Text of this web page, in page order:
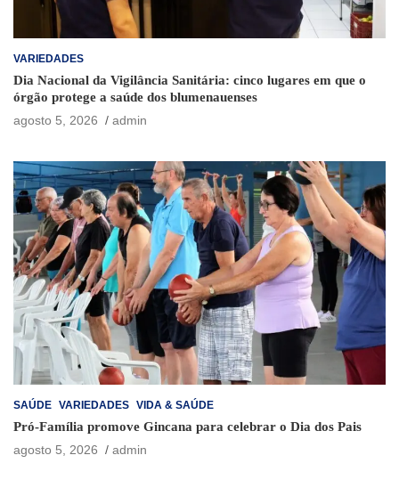
VARIEDADES
Dia Nacional da Vigilância Sanitária: cinco lugares em que o
órgão protege a saúde dos blumenauenses
agosto 5, 2026
admin
SAÚDE VARIEDADES VIDA & SAÚDE
Pró-Família promove Gincana para celebrar o Dia dos Pais
agosto 5, 2026
admin